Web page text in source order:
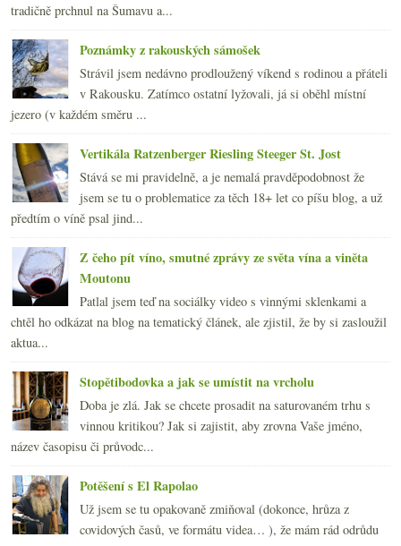
tradičně prchnul na Šumavu a...
Poznámky z rakouských sámošek
Strávil jsem nedávno prodloužený víkend s rodinou a přáteli
v Rakousku. Zatímco ostatní lyžovali, já si oběhl místní
jezero (v každém směru ...
Vertikála Ratzenberger Riesling Steeger St. Jost
Stává se mi pravidelně, a je nemalá pravděpodobnost že
jsem se tu o problematice za těch 18+ let co píšu blog, a už
předtím o víně psal jind...
Z čeho pít víno, smutné zprávy ze světa vína a viněta
Moutonu
Patlal jsem teď na sociálky video s vinnými sklenkami a
chtěl ho odkázat na blog na tematický článek, ale zjistil, že by si zasloužil
aktua...
Stopětibodovka a jak se umístit na vrcholu
Doba je zlá. Jak se chcete prosadit na saturovaném trhu s
vinnou kritikou? Jak si zajistit, aby zrovna Vaše jméno,
název časopisu či průvodc...
Potěšení s El Rapolao
Už jsem se tu opakovaně zmiňoval (dokonce, hrůza z
covidových časů, ve formátu videa… ), že mám rád odrůdu